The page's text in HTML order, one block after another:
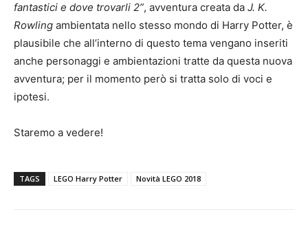
fantastici e dove trovarli 2”, avventura creata da J. K.
Rowling ambientata nello stesso mondo di Harry Potter, è
plausibile che all’interno di questo tema vengano inseriti
anche personaggi e ambientazioni tratte da questa nuova
avventura; per il momento però si tratta solo di voci e
ipotesi.
Staremo a vedere!
TAGS LEGO Harry Potter Novità LEGO 2018